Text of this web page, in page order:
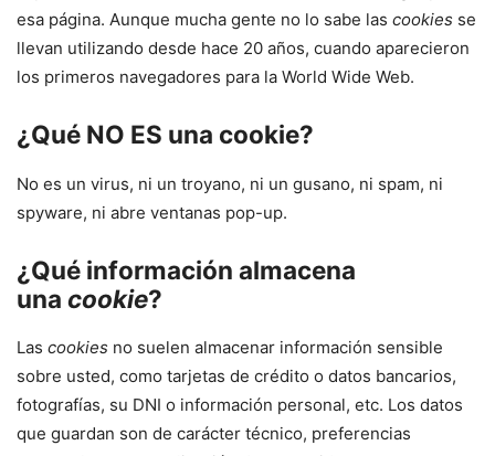
esa página. Aunque mucha gente no lo sabe las cookies se
llevan utilizando desde hace 20 años, cuando aparecieron
los primeros navegadores para la World Wide Web.
¿Qué NO ES una cookie?
No es un virus, ni un troyano, ni un gusano, ni spam, ni
spyware, ni abre ventanas pop-up.
¿Qué información almacena
una cookie?
Las cookies no suelen almacenar información sensible
sobre usted, como tarjetas de crédito o datos bancarios,
fotografías, su DNI o información personal, etc. Los datos
que guardan son de carácter técnico, preferencias